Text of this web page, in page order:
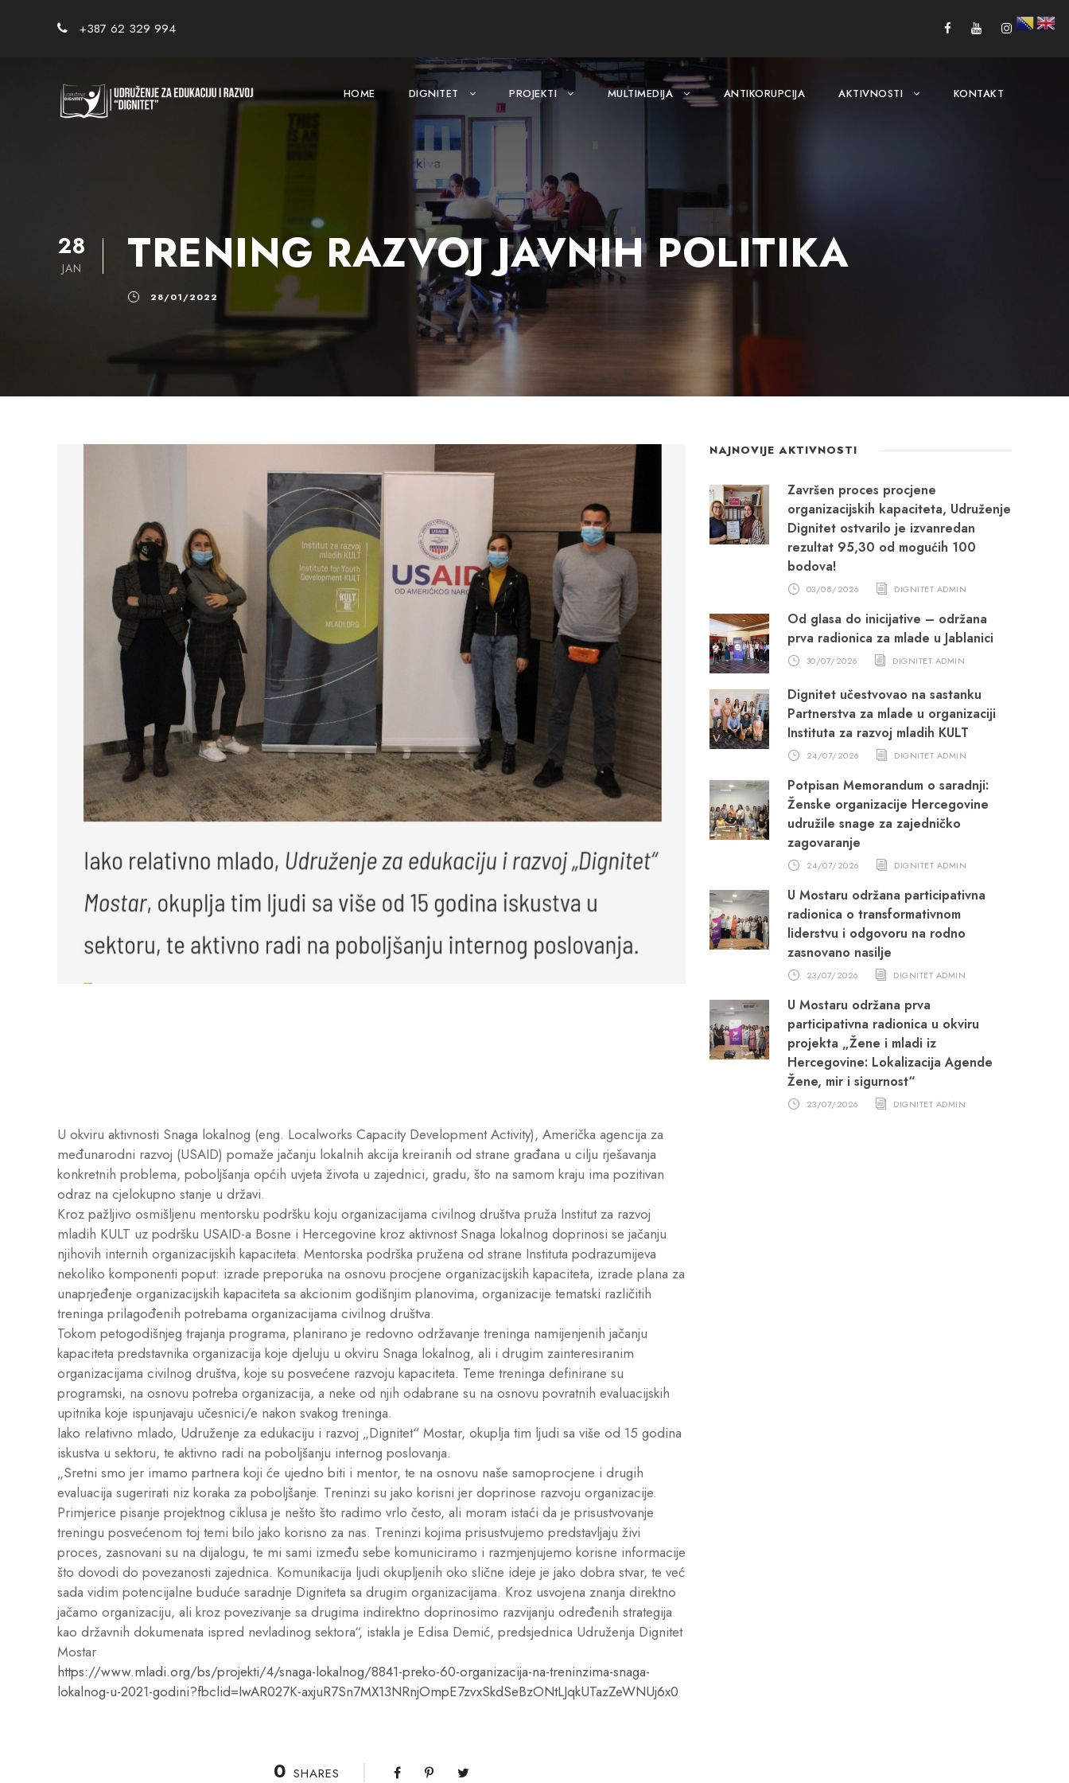
+387 62 329 994
HOME DIGNITET PROJEKTI MULTIMEDIJA ANTIKORUPCIJA AKTIVNOSTI KONTAKT
28
JAN TRENING RAZVOJ JAVNIH POLITIKA
28/01/2022
U okviru aktivnosti Snaga lokalnog (eng. Localworks Capacity Development Activity), Američka agencija za
međunarodni razvoj (USAID) pomaže jačanju lokalnih akcija kreiranih od strane građana u cilju rješavanja
konkretnih problema, poboljšanja općih uvjeta života u zajednici, gradu, što na samom kraju ima pozitivan
odraz na cjelokupno stanje u državi.
Kroz pažljivo osmišljenu mentorsku podršku koju organizacijama civilnog društva pruža Institut za razvoj
mladih KULT uz podršku USAID-a Bosne i Hercegovine kroz aktivnost Snaga lokalnog doprinosi se jačanju
njihovih internih organizacijskih kapaciteta. Mentorska podrška pružena od strane Instituta podrazumijeva
nekoliko komponenti poput: izrade preporuka na osnovu procjene organizacijskih kapaciteta, izrade plana za
unaprjeđenje organizacijskih kapaciteta sa akcionim godišnjim planovima, organizacije tematski različitih
treninga prilagođenih potrebama organizacijama civilnog društva.
Tokom petogodišnjeg trajanja programa, planirano je redovno održavanje treninga namijenjenih jačanju
kapaciteta predstavnika organizacija koje djeluju u okviru Snaga lokalnog, ali i drugim zainteresiranim
organizacijama civilnog društva, koje su posvećene razvoju kapaciteta. Teme treninga definirane su
programski, na osnovu potreba organizacija, a neke od njih odabrane su na osnovu povratnih evaluacijskih
upitnika koje ispunjavaju učesnici/e nakon svakog treninga.
Iako relativno mlado, Udruženje za edukaciju i razvoj „Dignitet“ Mostar, okuplja tim ljudi sa više od 15 godina
iskustva u sektoru, te aktivno radi na poboljšanju internog poslovanja.
„Sretni smo jer imamo partnera koji će ujedno biti i mentor, te na osnovu naše samoprocjene i drugih
evaluacija sugerirati niz koraka za poboljšanje. Treninzi su jako korisni jer doprinose razvoju organizacije.
Primjerice pisanje projektnog ciklusa je nešto što radimo vrlo često, ali moram istaći da je prisustvovanje
treningu posvećenom toj temi bilo jako korisno za nas. Treninzi kojima prisustvujemo predstavljaju živi
proces, zasnovani su na dijalogu, te mi sami između sebe komuniciramo i razmjenjujemo korisne informacije
što dovodi do povezanosti zajednica. Komunikacija ljudi okupljenih oko slične ideje je jako dobra stvar, te već
sada vidim potencijalne buduće saradnje Digniteta sa drugim organizacijama. Kroz usvojena znanja direktno
jačamo organizaciju, ali kroz povezivanje sa drugima indirektno doprinosimo razvijanju određenih strategija
kao državnih dokumenata ispred nevladinog sektora“, istakla je Edisa Demić, predsjednica Udruženja Dignitet
Mostar
https://www.mladi.org/bs/projekti/4/snaga-lokalnog/8841-preko-60-organizacija-na-treninzima-snaga-
lokalnog-u-2021-godini?fbclid=IwAR027K-axjuR7Sn7MX13NRnjOmpE7zvxSkdSeBzONtLJqkUTazZeWNUj6x0
0 SHARES
NAJNOVIJE AKTIVNOSTI
Završen proces procjene
organizacijskih kapaciteta, Udruženje
Dignitet ostvarilo je izvanredan
rezultat 95,30 od mogućih 100
bodova!
03/08/2026 DIGNITET ADMIN
Od glasa do inicijative – održana
prva radionica za mlade u Jablanici
30/07/2026 DIGNITET ADMIN
Dignitet učestvovao na sastanku
Partnerstva za mlade u organizaciji
Instituta za razvoj mladih KULT
24/07/2026 DIGNITET ADMIN
Potpisan Memorandum o saradnji:
Ženske organizacije Hercegovine
udružile snage za zajedničko
zagovaranje
24/07/2026 DIGNITET ADMIN
U Mostaru održana participativna
radionica o transformativnom
liderstvu i odgovoru na rodno
zasnovano nasilje
23/07/2026 DIGNITET ADMIN
U Mostaru održana prva
participativna radionica u okviru
projekta „Žene i mladi iz
Hercegovine: Lokalizacija Agende
Žene, mir i sigurnost“
23/07/2026 DIGNITET ADMIN